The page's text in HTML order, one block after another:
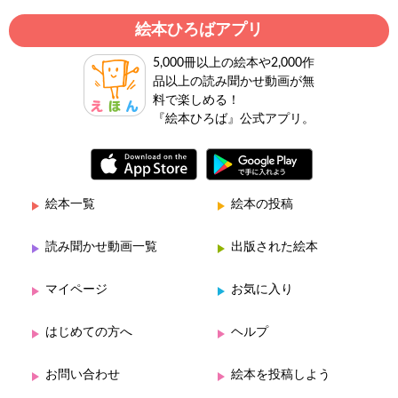
絵本ひろばアプリ
5,000冊以上の絵本や2,000作
品以上の読み聞かせ動画が無
料で楽しめる！
『絵本ひろば』公式アプリ。
絵本一覧 絵本の投稿
読み聞かせ動画一覧 出版された絵本
マイページ お気に入り
はじめての方へ ヘルプ
お問い合わせ 絵本を投稿しよう